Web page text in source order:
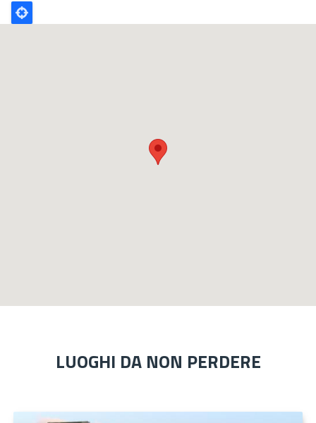
Poligono
GEO
LUOGHI DA NON PERDERE